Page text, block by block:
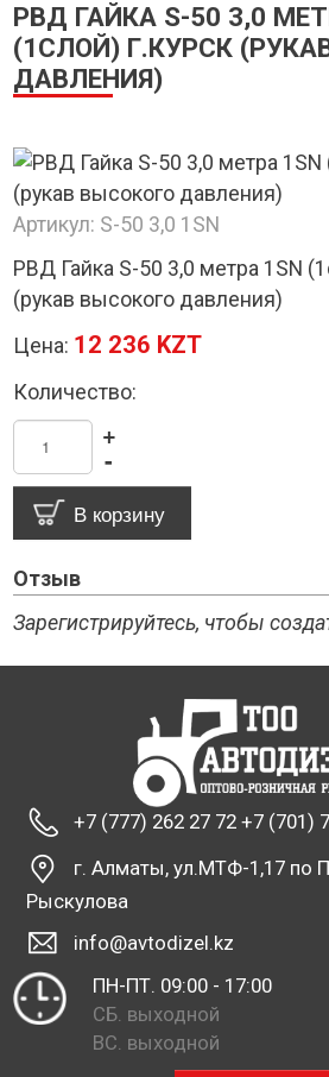
РВД ГАЙКА S-50 3,0
(1СЛОЙ) Г.КУРСК
ДАВЛЕНИЯ)
Артикул: S-50 3,0 1SN
РВД Гайка S-50 3,0 метра 1SN
(рукав высокого давления)
Цена: 12 236 KZT
Количество:
-
+
Отзыв
Зарегистрируйтесь, чтобы
+7 (777) 262 27 72 +7 (701)
г. Алматы, ул.МТФ-1,17 по
Рыскулова
info@avtodizel.kz
ПН-ПТ. 09:00 - 17:00
СБ. выходной
ВС. выходной